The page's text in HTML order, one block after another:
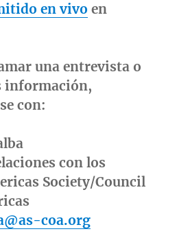
en vivo en
una entrevista o
información,
con:
con los
Society/Council
coa.org